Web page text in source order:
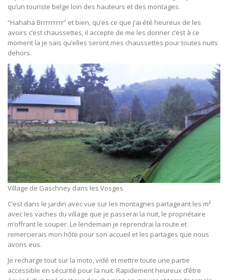
qu’un touriste belge loin des hauteurs et des montages.
“Hahaha Brrrrrrrrr” et bien, qu’es ce que j’ai été heureux de les
avoirs c’est chaussettes, il accepte de me les donner c’est à ce
moment la je sais qu’elles seront mes chaussettes pour toutes nuits
dehors.
Village de Gaschney dans les Vosges
C’est dans le jardin avec vue sur les montagnes partageant les m²
avec les vaches du village que je passerai la nuit, le propriétaire
m’offrant le souper. Le lendemain je reprendrai la route et
remercierais mon hôte pour son accueil et les partages que nous
avons eus.
Je recharge tout sur la moto, vidé et mettre toute une partie
accessible en sécurité pour la nuit. Rapidement heureux d’être